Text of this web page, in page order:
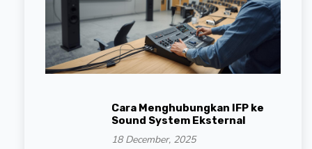
Cara Menghubungkan IFP ke
Sound System Eksternal
18 December, 2025